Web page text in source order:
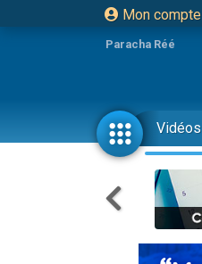
Mon compte
Paracha Réé
Vidéos